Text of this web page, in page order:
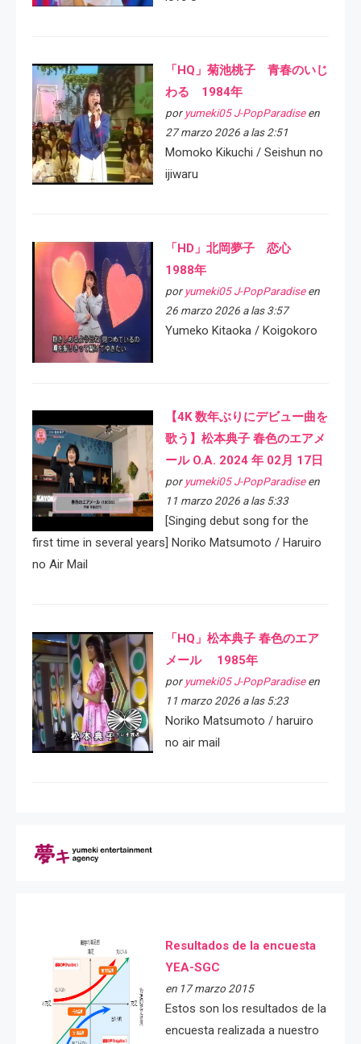
「HQ」菊池桃子 青春のいじ
わる 1984年
por yumeki05 J-PopParadiseen
27 marzo 2026 a las 2:51
Momoko Kikuchi / Seishun no
ijiwaru
「HD」北岡夢子 恋心
1988年
por yumeki05 J-PopParadiseen
26 marzo 2026 a las 3:57
Yumeko Kitaoka / Koigokoro
【4K 数年ぶりにデビュー曲を
歌う】松本典子 春色のエアメ
ール O.A. 2024 年 02月 17日
por yumeki05 J-PopParadiseen
11 marzo 2026 a las 5:33
[Singing debut song for the
first time in several years] Noriko Matsumoto / Haruiro
no Air Mail
「HQ」松本典子 春色のエア
メール 1985年
por yumeki05 J-PopParadiseen
11 marzo 2026 a las 5:23
Noriko Matsumoto / haruiro
no air mail
Resultados de la encuesta
YEA-SGC
en 17 marzo 2015
Estos son los resultados de la
encuesta realizada a nuestro